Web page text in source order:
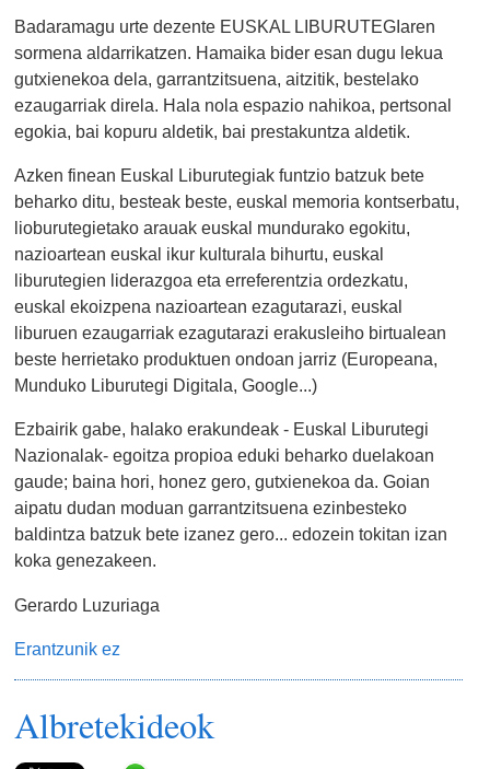
Badaramagu urte dezente EUSKAL LIBURUTEGIaren
sormena aldarrikatzen. Hamaika bider esan dugu lekua
gutxienekoa dela, garrantzitsuena, aitzitik, bestelako
ezaugarriak direla. Hala nola espazio nahikoa, pertsonal
egokia, bai kopuru aldetik, bai prestakuntza aldetik.
Azken finean Euskal Liburutegiak funtzio batzuk bete
beharko ditu, besteak beste, euskal memoria kontserbatu,
lioburutegietako arauak euskal mundurako egokitu,
nazioartean euskal ikur kulturala bihurtu, euskal
liburutegien liderazgoa eta erreferentzia ordezkatu,
euskal ekoizpena nazioartean ezagutarazi, euskal
liburuen ezaugarriak ezagutarazi erakusleiho birtualean
beste herrietako produktuen ondoan jarriz (Europeana,
Munduko Liburutegi Digitala, Google...)
Ezbairik gabe, halako erakundeak - Euskal Liburutegi
Nazionalak- egoitza propioa eduki beharko duelakoan
gaude; baina hori, honez gero, gutxienekoa da. Goian
aipatu dudan moduan garrantzitsuena ezinbesteko
baldintza batzuk bete izanez gero... edozein tokitan izan
koka genezakeen.
Gerardo Luzuriaga
Erantzunik ez
Albretekideok